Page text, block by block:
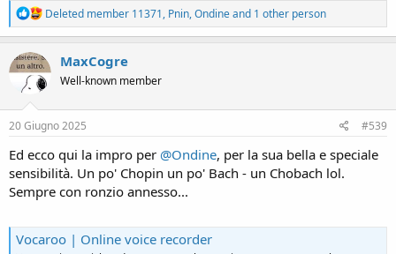
R
e
a
i
n
s
Deleted member 11371, Pnin,Ondineand 1 other person
MaxCogre
Well-known member
20 Giugno 2025 #539
Ed ecco qui la impro per @Ondine, per la sua bella e speciale
sensibilità. Un po' Chopin un po' Bach - un Chobach lol.
Sempre con ronzio annesso...
Vocaroo | Online voice recorder